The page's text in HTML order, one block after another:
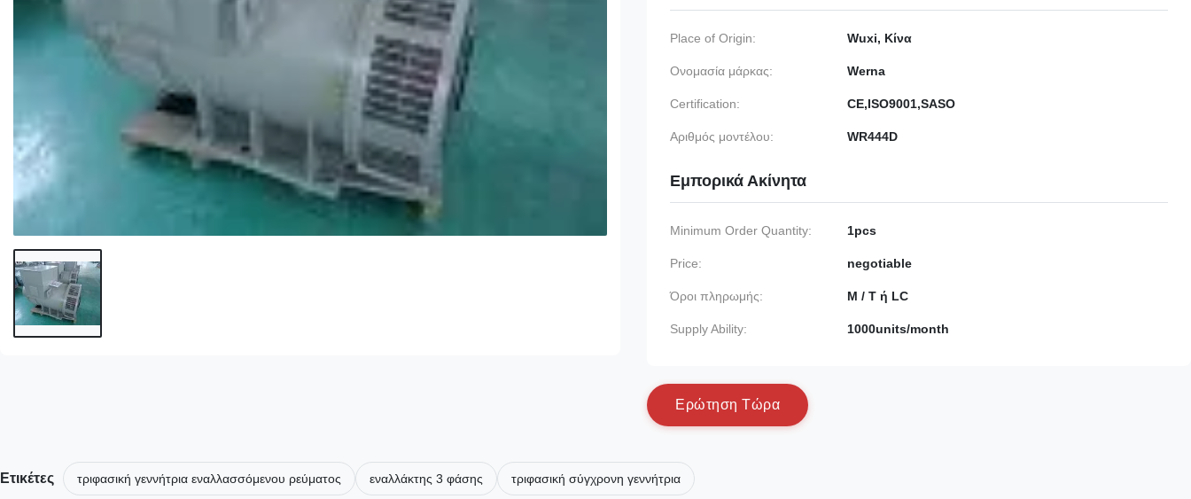
Place of Origin: Wuxi, Κίνα
Ονομασία μάρκας: Werna
Certification: CE,ISO9001,SASO
Αριθμός μοντέλου: WR444D
Εμπορικά Ακίνητα
Minimum Order Quantity: 1pcs
Price: negotiable
Όροι πληρωμής: Μ / Τ ή LC
Supply Ability: 1000units/month
Ερώτηση Τώρα
Ετικέτες τριφασική γεννήτρια εναλλασσόμενου ρεύματος εναλλάκτης 3 φάσης τριφασική σύγχρονη γεννήτρια